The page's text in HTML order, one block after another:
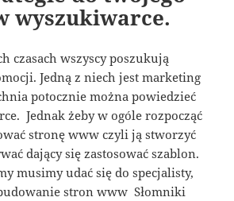
wyszukiwarce.
czasach wszyscy poszukują
Jedną z niech jest marketing
potocznie można powiedzieć
Jednak żeby w ogóle rozpocząć
stronę www czyli ją stworzyć
dający się zastosować szablon.
musimy udać się do specjalisty,
stron www Słomniki